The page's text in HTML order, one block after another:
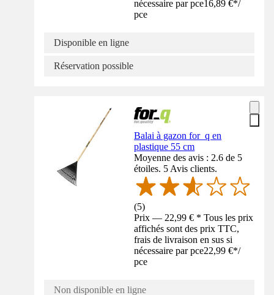
nécessaire par pce16,89 €*/
pce
Disponible en ligne
Réservation possible
Balai à gazon for_q en
plastique 55 cm
Moyenne des avis : 2.6 de 5
étoiles. 5 Avis clients.
(5)
Prix — 22,99 € * Tous les prix
affichés sont des prix TTC,
frais de livraison en sus si
nécessaire par pce22,99 €*/
pce
Non disponible en ligne